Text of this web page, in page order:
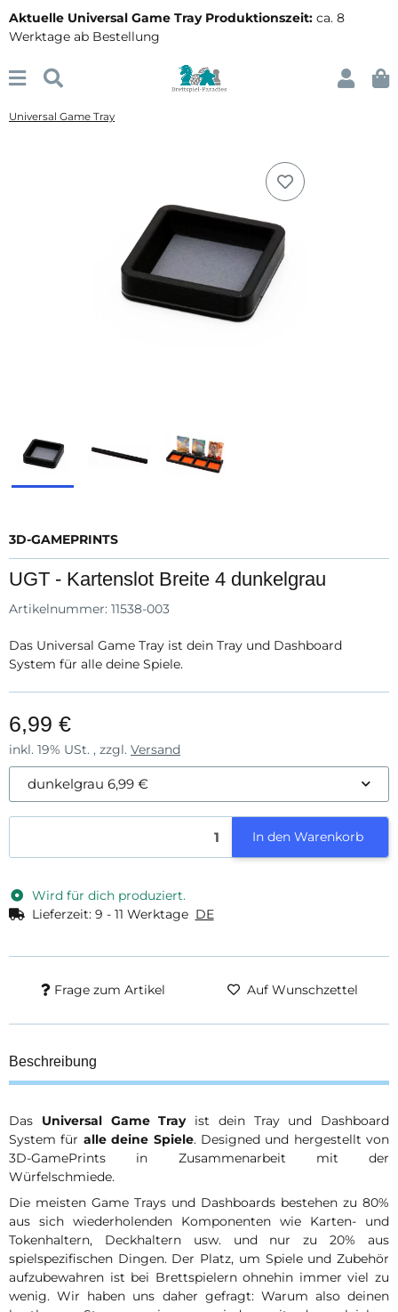
Aktuelle Universal Game Tray Produktionszeit: ca. 8
Werktage ab Bestellung
Universal Game Tray
3D-GAMEPRINTS
UGT - Kartenslot Breite 4 dunkelgrau
Artikelnummer: 11538-003
Das Universal Game Tray ist dein Tray und Dashboard
System für alle deine Spiele.
6,99 €
inkl. 19% USt. , zzgl. Versand
dunkelgrau 6,99 €
In den Warenkorb
Wird für dich produziert.
Lieferzeit: 9 - 11 Werktage DE
Frage zum Artikel Auf Wunschzettel
Beschreibung
Das Universal Game Trayist dein Tray und Dashboard
System für alle deine Spiele. Designed und hergestellt von
3D-GamePrints in Zusammenarbeit mit der
Würfelschmiede.
Die meisten Game Trays und Dashboards bestehen zu 80%
aus sich wiederholenden Komponenten wie Karten- und
Tokenhaltern, Deckhaltern usw. und nur zu 20% aus
spielspezifischen Dingen. Der Platz, um Spiele und Zubehör
aufzubewahren ist bei Brettspielern ohnehin immer viel zu
wenig. Wir haben uns daher gefragt: Warum also deinen